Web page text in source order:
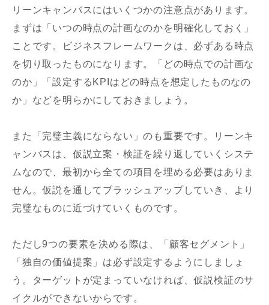
リーンキャンバスにはいくつかの注意点があります。
まずは「いつの時点の計画なのかを明確化しておく」
ことです。ビジネスフレームワークは、必ずある時点
を切り取ったものになります。「どの時点での計画な
のか」「設定するKPIはどの時点を想定したものなの
か」などを明らかにしておきましょう。
また「完璧主義にならない」のも重要です。リーンキ
ャンバスは、仮説立案・検証を繰り返していくシステ
ムなので、最初から全ての項目を埋める必要はありま
せん。仮説を通してブラッシュアップしていき、より
完璧なものに近づけていくものです。
ただし9つの要素を決める際は、「顧客セグメント」
「独自の価値提案」は必ず設定するようにしましょ
う。ターゲットが定まっていなければ、仮説検証のサ
イクルができないからです。